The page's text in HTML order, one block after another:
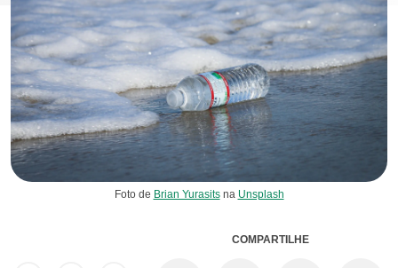
Foto de Brian Yurasitsna Unsplash
COMPARTILHE